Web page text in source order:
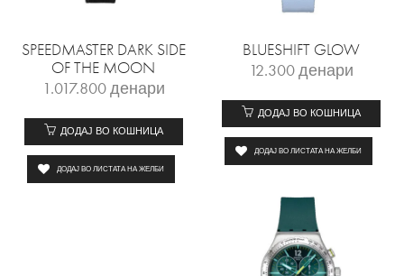
SPEEDMASTER DARK SIDE
OF THE MOON
1.017.800денари
ДОДАЈ ВО КОШНИЦА
ДОДАЈ ВО ЛИСТАТА НА ЖЕЛБИ
BLUESHIFT GLOW
12.300денари
ДОДАЈ ВО КОШНИЦА
ДОДАЈ ВО ЛИСТАТА НА ЖЕЛБИ